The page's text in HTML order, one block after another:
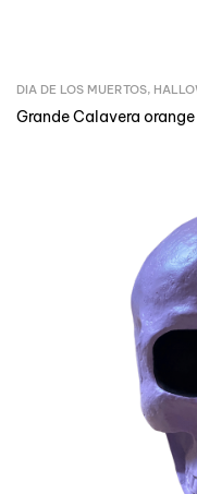
DIA DE LOS MUERTOS,
Grande Calavera orange